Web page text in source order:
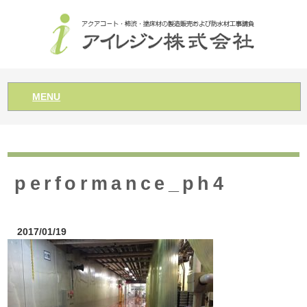
MENU
performance_ph4
2017/01/19